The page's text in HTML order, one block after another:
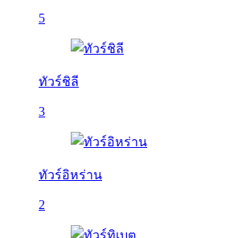
5
ทัวร์ชิลี
3
ทัวร์อิหร่าน
2